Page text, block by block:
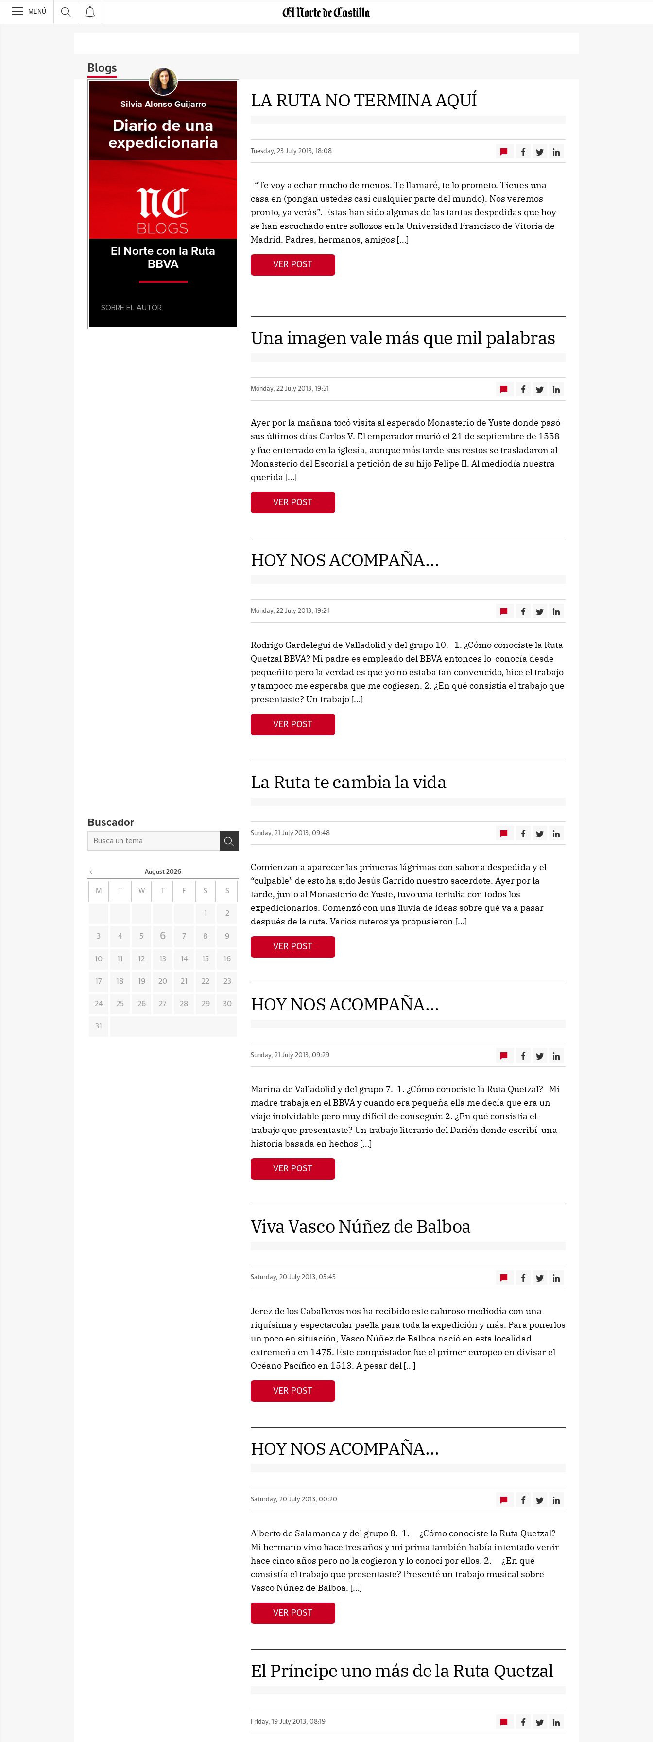
>
MENÚ
Blogs
LA RUTA NO TERMINA AQUÍ
Tuesday, 23 July 2013, 18:08
“Te voy a echar mucho de menos. Te llamaré, te lo prometo. Tienes una
casa en (pongan ustedes casi cualquier parte del mundo). Nos veremos
pronto, ya verás”. Estas han sido algunas de las tantas despedidas que hoy
se han escuchado entre sollozos en la Universidad Francisco de Vitoria de
Madrid. Padres, hermanos, amigos […]
VER POST
Una imagen vale más que mil palabras
Monday, 22 July 2013, 19:51
Ayer por la mañana tocó visita al esperado Monasterio de Yuste donde pasó
sus últimos días Carlos V. El emperador murió el 21 de septiembre de 1558
y fue enterrado en la iglesia, aunque más tarde sus restos se trasladaron al
Monasterio del Escorial a petición de su hijo Felipe II. Al mediodía nuestra
querida […]
VER POST
HOY NOS ACOMPAÑA…
Monday, 22 July 2013, 19:24
Rodrigo Gardelegui de Valladolid y del grupo 10. 1. ¿Cómo conociste la Ruta
Quetzal BBVA? Mi padre es empleado del BBVA entonces lo conocía desde
pequeñito pero la verdad es que yo no estaba tan convencido, hice el trabajo
y tampoco me esperaba que me cogiesen. 2. ¿En qué consistía el trabajo que
presentaste? Un trabajo […]
VER POST
La Ruta te cambia la vida
Sunday, 21 July 2013, 09:48
Comienzan a aparecer las primeras lágrimas con sabor a despedida y el
“culpable” de esto ha sido Jesús Garrido nuestro sacerdote. Ayer por la
tarde, junto al Monasterio de Yuste, tuvo una tertulia con todos los
expedicionarios. Comenzó con una lluvia de ideas sobre qué va a pasar
después de la ruta. Varios ruteros ya propusieron […]
VER POST
HOY NOS ACOMPAÑA…
Sunday, 21 July 2013, 09:29
Marina de Valladolid y del grupo 7. 1. ¿Cómo conociste la Ruta Quetzal? Mi
madre trabaja en el BBVA y cuando era pequeña ella me decía que era un
viaje inolvidable pero muy difícil de conseguir. 2. ¿En qué consistía el
trabajo que presentaste? Un trabajo literario del Darién donde escribí una
historia basada en hechos […]
VER POST
Viva Vasco Núñez de Balboa
Saturday, 20 July 2013, 05:45
Jerez de los Caballeros nos ha recibido este caluroso mediodía con una
riquísima y espectacular paella para toda la expedición y más. Para ponerlos
un poco en situación, Vasco Núñez de Balboa nació en esta localidad
extremeña en 1475. Este conquistador fue el primer europeo en divisar el
Océano Pacífico en 1513. A pesar del […]
VER POST
HOY NOS ACOMPAÑA…
Saturday, 20 July 2013, 00:20
Alberto de Salamanca y del grupo 8. 1. ¿Cómo conociste la Ruta Quetzal?
Mi hermano vino hace tres años y mi prima también había intentado venir
hace cinco años pero no la cogieron y lo conocí por ellos. 2. ¿En qué
consistía el trabajo que presentaste? Presenté un trabajo musical sobre
Vasco Núñez de Balboa. […]
VER POST
El Príncipe uno más de la Ruta Quetzal
Friday, 19 July 2013, 08:19
Silvia Alonso Guijarro
Diario de una
expedicionaria
El Norte con la Ruta
BBVA
SOBRE EL AUTOR
Buscador
August 2026
M W F S S
1 2
3 4 5 6 7 8 9
10 11 12 13 14 15 16
17 18 19 20 21 22 23
24 25 26 27 28 29 30
31